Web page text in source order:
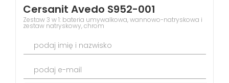
Cersanit Avedo S952-001
Zestaw 3 w 1: bateria umywalkowa, wannowo-natryskowa i
zestaw natryskowy, chrom
podaj imię i nazwisko
podaj e-mail